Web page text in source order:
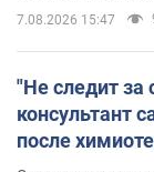
7.08.2026 15:47
"Не следит за
консультант
после